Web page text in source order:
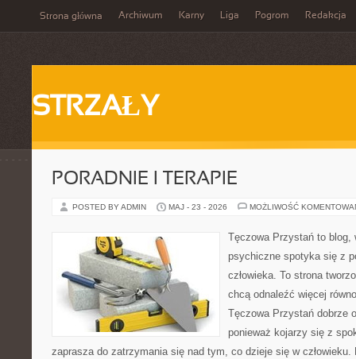
Strona główna Archiwum Karny Liga Pogrom Redakcja
STRZAŁY
PORADNIE I TERAPIE
POSTED BY ADMIN MAJ - 23 - 2026 MOŻLIWOŚĆ
Tęczowa Przystań to blog,
psychiczne spotyka się z
człowieka. To strona
chcą odnaleźć więcej
Tęczowa Przystań dobrze
ponieważ kojarzy się z
zaprasza do zatrzymania się nad tym, co dzieje się w człowieku.